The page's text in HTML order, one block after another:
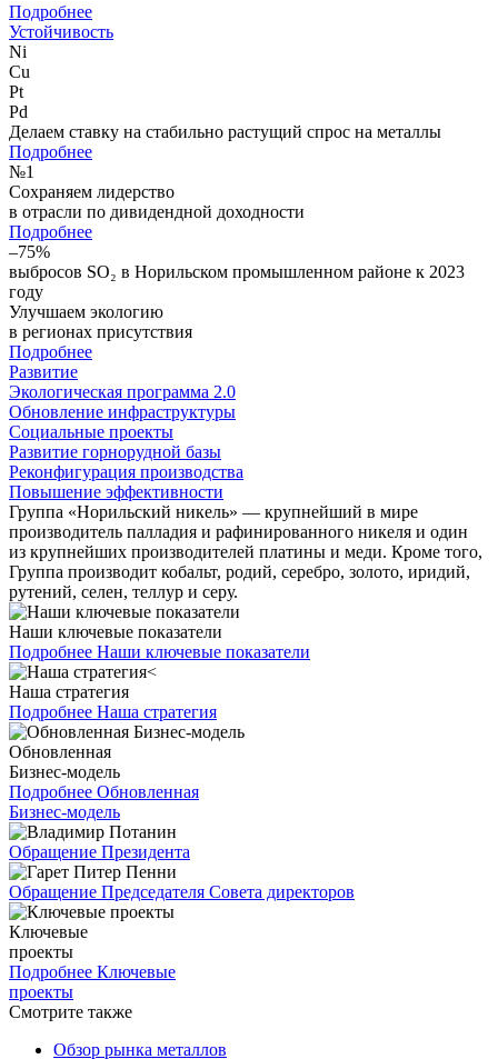
Подробнее
Устойчивость
Ni
Cu
Pt
Pd
Делаем ставку на стабильно растущий спрос на металлы
Подробнее
№1
Сохраняем лидерство
в отрасли по дивидендной доходности
Подробнее
–75%
выбросов SO₂ в Норильском промышленном районе к 2023
году
Улучшаем экологию
в регионах присутствия
Подробнее
Развитие
Экологическая программа 2.0
Обновление инфраструктуры
Социальные проекты
Развитие горнорудной базы
Реконфигурация производства
Повышение эффективности
Группа «Норильский никель» — крупнейший в мире
производитель палладия и рафинированного никеля и один
из крупнейших производителей платины и меди. Кроме того,
Группа производит кобальт, родий, серебро, золото, иридий,
рутений, селен, теллур и серу.
Наши ключевые показатели
Подробнее Наши ключевые показатели
Наша стратегия
Подробнее Наша стратегия
Обновленная
Бизнес-модель
Подробнее Обновленная
Бизнес-модель
Обращение Президента
Обращение Председателя Совета директоров
Ключевые
проекты
Подробнее Ключевые
проекты
Смотрите также
Обзор рынка металлов